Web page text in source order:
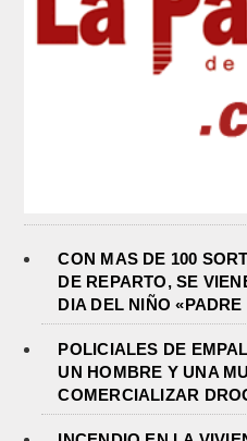
CON MAS DE 100
DE REPARTO, SE
DIA DEL NIÑO
POLICIALES DE
UN HOMBRE Y UNA
COMERCIALIZAR